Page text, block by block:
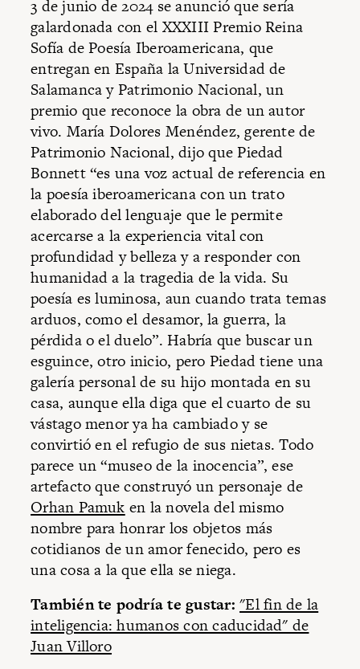
3 de junio de 2024 se anunció que sería
galardonada con el XXXIII Premio Reina
Sofía de Poesía Iberoamericana, que
entregan en España la Universidad de
Salamanca y Patrimonio Nacional, un
premio que reconoce la obra de un autor
vivo. María Dolores Menéndez, gerente de
Patrimonio Nacional, dijo que Piedad
Bonnett “es una voz actual de referencia en
la poesía iberoamericana con un trato
elaborado del lenguaje que le permite
acercarse a la experiencia vital con
profundidad y belleza y a responder con
humanidad a la tragedia de la vida. Su
poesía es luminosa, aun cuando trata temas
arduos, como el desamor, la guerra, la
pérdida o el duelo”. Habría que buscar un
esguince, otro inicio, pero Piedad tiene una
galería personal de su hijo montada en su
casa, aunque ella diga que el cuarto de su
vástago menor ya ha cambiado y se
convirtió en el refugio de sus nietas. Todo
parece un “museo de la inocencia”, ese
artefacto que construyó un personaje de
Orhan Pamuk en la novela del mismo
nombre para honrar los objetos más
cotidianos de un amor fenecido, pero es
una cosa a la que ella se niega.
También te podría te gustar: "El fin de la
inteligencia: humanos con caducidad" de
Juan Villoro